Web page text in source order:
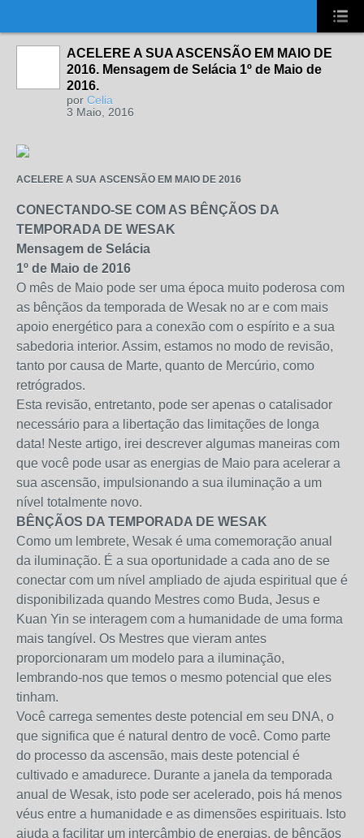
ACELERE A SUA ASCENSÃO EM MAIO DE
2016. Mensagem de Selácia 1º de Maio de
2016.
por Celia
3 Maio, 2016
ACELERE A SUA ASCENSÃO EM MAIO DE 2016
CONECTANDO-SE COM AS BÊNÇÃOS DA
TEMPORADA DE WESAK
Mensagem de Selácia
1º de Maio de 2016
O mês de Maio pode ser uma época muito poderosa com
as bênçãos da temporada de Wesak no ar e com mais
apoio energético para a conexão com o espírito e a sua
sabedoria interior. Assim, estamos no modo de revisão,
tanto por causa de Marte, quanto de Mercúrio, como
retrógrados.
Esta revisão, entretanto, pode ser apenas o catalisador
necessário para a libertação das limitações de longa
data! Neste artigo, irei descrever algumas maneiras com
que você pode usar as energias de Maio para acelerar a
sua ascensão, impulsionando a sua iluminação a um
nível totalmente novo.
BÊNÇÃOS DA TEMPORADA DE WESAK
Como um lembrete, Wesak é uma comemoração anual
da iluminação. É a sua oportunidade a cada ano de se
conectar com um nível ampliado de ajuda espiritual que é
disponibilizada quando Mestres como Buda, Jesus e
Kuan Yin se interagem com a humanidade de uma forma
mais tangível. Os Mestres que vieram antes
proporcionaram um modelo para a iluminação,
lembrando-nos que temos o mesmo potencial que eles
tinham.
Você carrega sementes deste potencial em seu DNA, o
que significa que é natural dentro de você. Como parte
do processo da ascensão, mais deste potencial é
cultivado e amadurece. Durante a janela da temporada
anual de Wesak, isto pode ser acelerado, pois há menos
véus entre a humanidade e as dimensões espirituais. Isto
ajuda a facilitar um intercâmbio de energias, de bênçãos